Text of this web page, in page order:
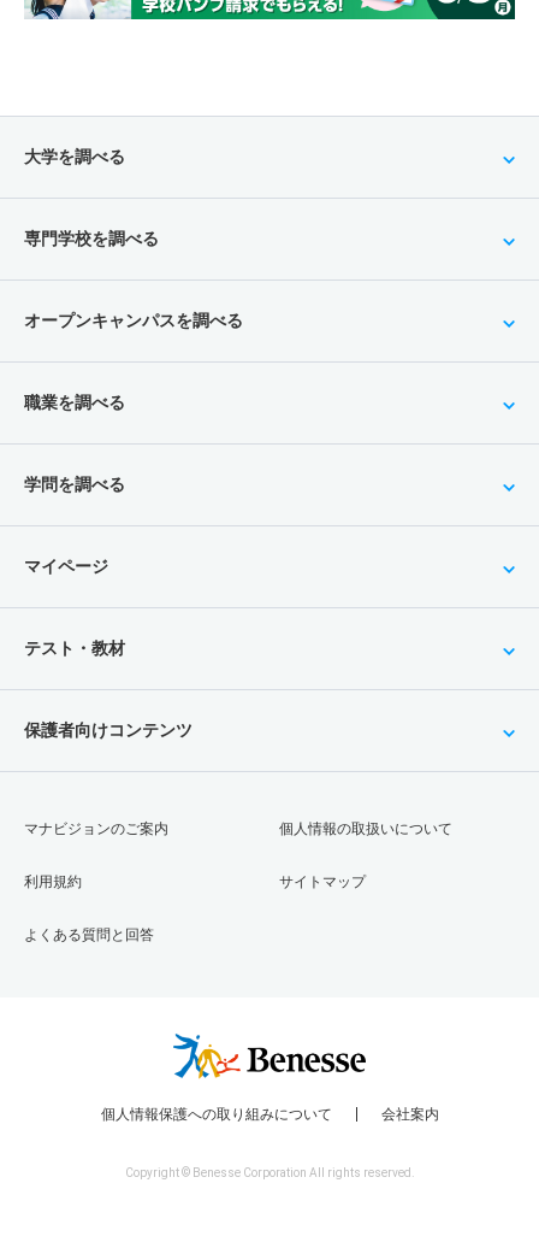
大学を調べる
専門学校を調べる
オープンキャンパスを調べる
職業を調べる
学問を調べる
マイページ
テスト・教材
保護者向けコンテンツ
マナビジョンのご案内
利用規約
よくある質問と回答
個人情報の取扱いについて
サイトマップ
個人情報保護への取り組みについて 会社案内
Copyright © Benesse Corporation All rights reserved.